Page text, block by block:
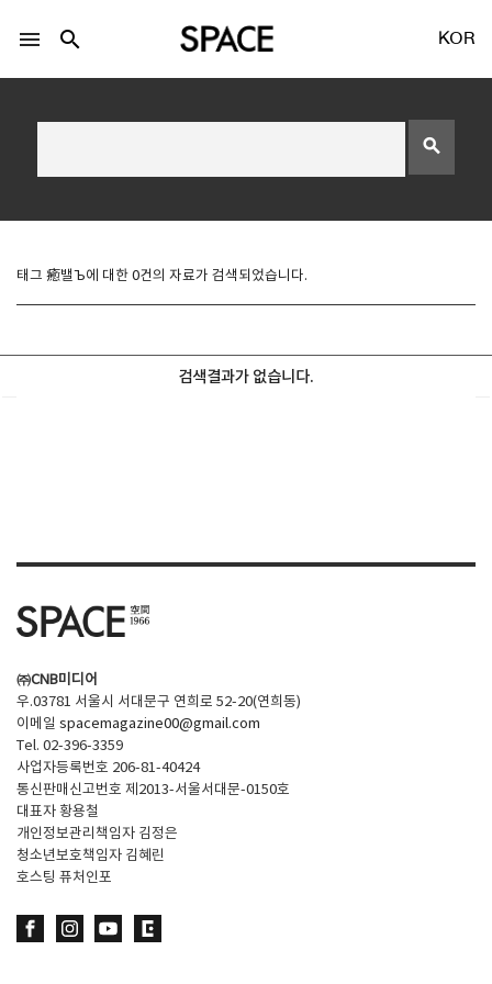
Twitter 로그인
기사문의
Contact
menu search KOR
search
태그 癒밸Ъ에 대한 0건의 자료가 검색되었습니다.
검색결과가 없습니다.
㈜CNB미디어
우.03781 서울시 서대문구 연희로 52-20(연희동)
이메일 spacemagazine00@gmail.com
Tel. 02-396-3359
사업자등록번호 206-81-40424
통신판매신고번호 제2013-서울서대문-0150호
대표자 황용철
개인정보관리책임자 김정은
청소년보호책임자 김혜린
호스팅 퓨처인포